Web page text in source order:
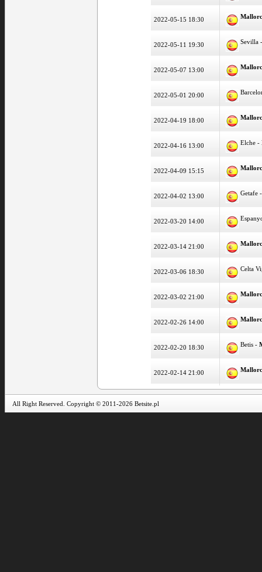
2022-05-15 18:30
2022-05-11 19:30 Sevilla
2022-05-07 13:00
2022-05-01 20:00
2022-04-19 18:00
2022-04-16 13:00 Elche -
2022-04-09 15:15
2022-04-02 13:00 Getafe
2022-03-20 14:00
2022-03-14 21:00
2022-03-06 18:30 Celta
2022-03-02 21:00
2022-02-26 14:00
2022-02-20 18:30 Betis -
2022-02-14 21:00
All Right Reserved. Copyright © 2011-2026 Betsite.pl